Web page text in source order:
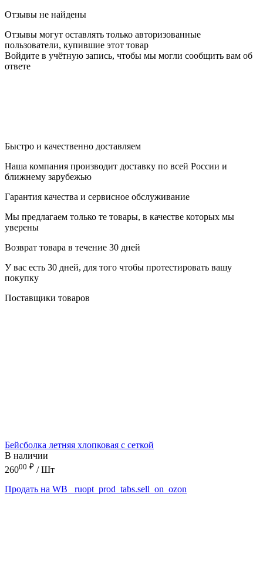
Отзывы не найдены
Отзывы могут оставлять только авторизованные
пользователи, купившие этот товар
Войдите в учётную запись, чтобы мы могли сообщить вам об
ответе
Быстро и качественно доставляем
Наша компания производит доставку по всей России и
ближнему зарубежью
Гарантия качества и сервисное обслуживание
Мы предлагаем только те товары, в качестве которых мы
уверены
Возврат товара в течение 30 дней
У вас есть 30 дней, для того чтобы протестировать вашу
покупку
Поставщики товаров
Бейсболка летняя хлопковая с сеткой
В наличии
26000 ₽ / Шт
Продать на WB
_ruopt_prod_tabs.sell_on_ozon